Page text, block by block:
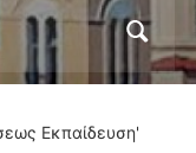
Εκπαίδευση'